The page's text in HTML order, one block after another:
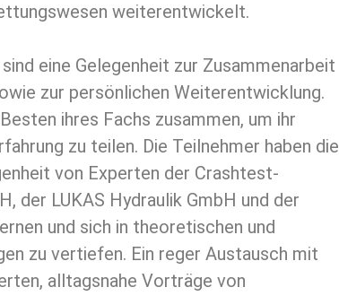
weiterentwickelt.
sind eine Gelegenheit zur Zusammenarbeit
zur persönlichen Weiterentwicklung.
ihres Fachs zusammen, um ihr
zu teilen. Die Teilnehmer haben die
von Experten der Crashtest-
der LUKAS Hydraulik GmbH und der
und sich in theoretischen und
zu vertiefen. Ein reger Austausch mit
alltagsnahe Vorträge von